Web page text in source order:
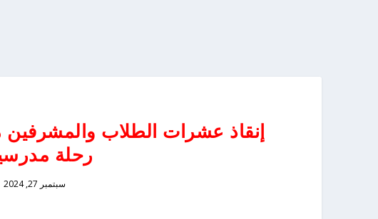
إنقاذ عشرات الطلاب
رحلة
سبتمبر 27, 2024